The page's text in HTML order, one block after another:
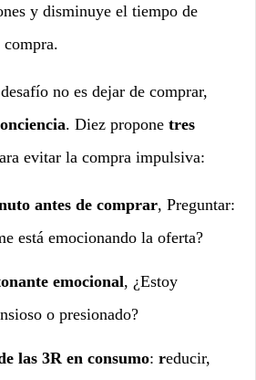
y disminuye el tiempo de
no es dejar de comprar,
. Diez propone tres
evitar la compra impulsiva:
antes de comprar, Preguntar:
está emocionando la oferta?
emocional, ¿Estoy
o presionado?
las 3R en consumo: reducir,